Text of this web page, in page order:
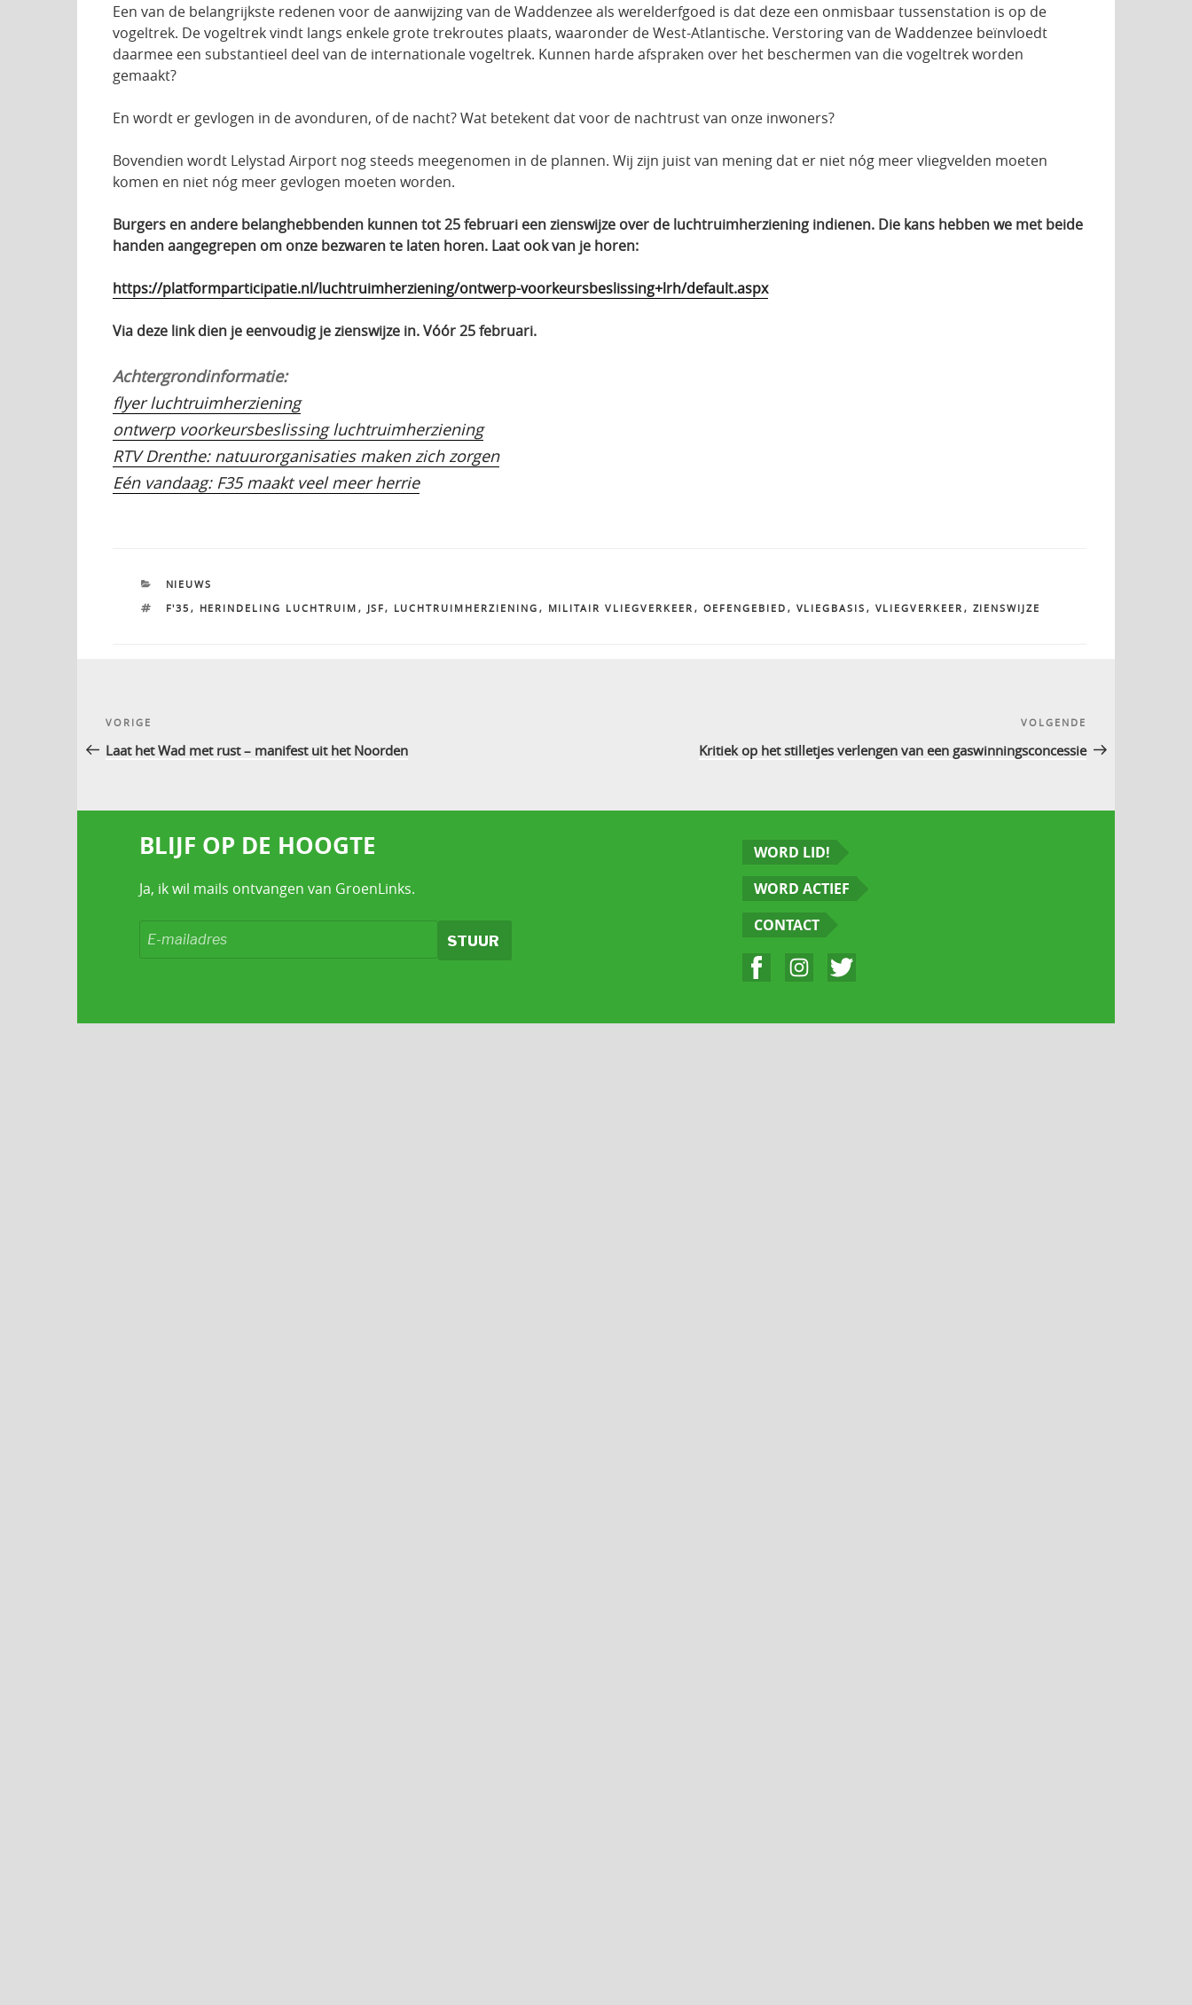
Een van de belangrijkste redenen voor de aanwijzing van de Waddenzee als werelderfgoed is dat deze een onmisbaar tussenstation is op de
vogeltrek. De vogeltrek vindt langs enkele grote trekroutes plaats, waaronder de West-Atlantische. Verstoring van de Waddenzee beïnvloedt
daarmee een substantieel deel van de internationale vogeltrek. Kunnen harde afspraken over het beschermen van die vogeltrek worden
gemaakt?
En wordt er gevlogen in de avonduren, of de nacht? Wat betekent dat voor de nachtrust van onze inwoners?
Bovendien wordt Lelystad Airport nog steeds meegenomen in de plannen. Wij zijn juist van mening dat er niet nóg meer vliegvelden moeten
komen en niet nóg meer gevlogen moeten worden.
Burgers en andere belanghebbenden kunnen tot 25 februari een zienswijze over de luchtruimherziening indienen. Die kans hebben we met beide
handen aangegrepen om onze bezwaren te laten horen. Laat ook van je horen:
https://platformparticipatie.nl/luchtruimherziening/ontwerp-voorkeursbeslissing+lrh/default.aspx
Via deze link dien je eenvoudig je zienswijze in. Vóór 25 februari.
Achtergrondinformatie:
flyer luchtruimherziening
ontwerp voorkeursbeslissing luchtruimherziening
RTV Drenthe: natuurorganisaties maken zich zorgen
Eén vandaag: F35 maakt veel meer herrie
CATEGORIEËN
NIEUWS
TAGS
F'35 , HERINDELING LUCHTRUIM , JSF, LUCHTRUIMHERZIENING , MILITAIR VLIEGVERKEER , OEFENGEBIED , VLIEGBASIS , VLIEGVERKEER , ZIENSWIJZE
Bericht
navigatie
Vorig
bericht
VORIGE
Laat het Wad met rust – manifest uit het Noorden
bericht
VOLGENDE
Kritiek op het stilletjes verlengen van een gaswinningsconcessie
BLIJF OP DE HOOGTE
Ja, ik wil mails ontvangen van GroenLinks.
WORD LID!
WORD ACTIEF
CONTACT